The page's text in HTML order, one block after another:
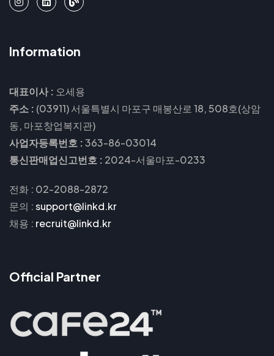
Information
대표이사 : 오세용
주소 : (03911) 서울특별시 마포구 매봉산로 18, 508호(상암
동, 마포창업복지관)
사업자등록번호 :363-86-03014
통신판매업신고번호 : 2024-서울마포-0233
전화 : 02-2088-2872
문의 :support@linkd.kr
채용 : recruit@linkd.kr
Official Partner